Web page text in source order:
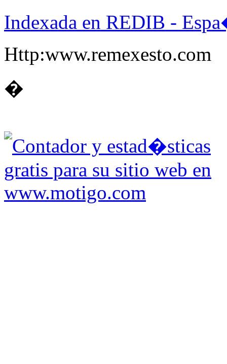
Indexada en REDIB -
Http:www.remexesto.com
�